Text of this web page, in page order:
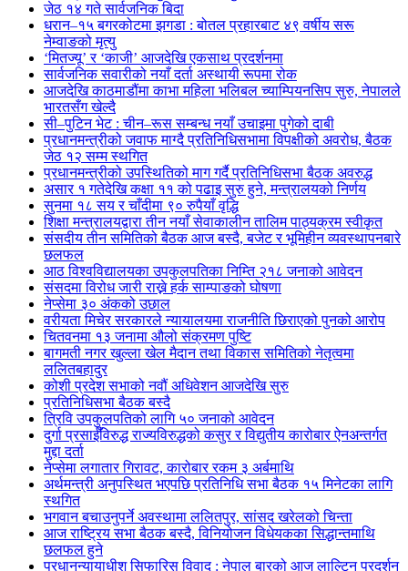
जेठ १४ गते सार्वजनिक बिदा
धरान–१५ बगरकोटमा झगडा : बोतल प्रहारबाट ४९ वर्षीय सरू
नेम्वाङको मृत्यु
‘मितज्यू’ र ‘काजी’ आजदेखि एकसाथ प्रदर्शनमा
सार्वजनिक सवारीको नयाँ दर्ता अस्थायी रूपमा रोक
आजदेखि काठमाडौंमा काभा महिला भलिबल च्याम्पियनसिप सुरु, नेपालले
भारतसँग खेल्दै
सी–पुटिन भेट : चीन–रूस सम्बन्ध नयाँ उचाइमा पुगेको दाबी
प्रधानमन्त्रीको जवाफ माग्दै प्रतिनिधिसभामा विपक्षीको अवरोध, बैठक
जेठ १२ सम्म स्थगित
प्रधानमन्त्रीको उपस्थितिको माग गर्दै प्रतिनिधिसभा बैठक अवरुद्ध
असार १ गतेदेखि कक्षा ११ को पढाइ सुरु हुने, मन्त्रालयको निर्णय
सुनमा १८ सय र चाँदीमा ९० रुपैयाँ वृद्धि
शिक्षा मन्त्रालयद्वारा तीन नयाँ सेवाकालीन तालिम पाठ्यक्रम स्वीकृत
संसदीय तीन समितिको बैठक आज बस्दै, बजेट र भूमिहीन व्यवस्थापनबारे
छलफल
आठ विश्वविद्यालयका उपकुलपतिका निम्ति २१८ जनाको आवेदन
संसदमा विरोध जारी राख्ने हर्क साम्पाङको घोषणा
नेप्सेमा ३० अंकको उछाल
वरीयता मिचेर सरकारले न्यायालयमा राजनीति छिराएको पुनको आरोप
चितवनमा १३ जनामा औलो संक्रमण पुष्टि
बागमती नगर खुल्ला खेल मैदान तथा विकास समितिको नेतृत्वमा
ललितबहादुर
कोशी प्रदेश सभाको नवौं अधिवेशन आजदेखि सुरु
प्रतिनिधिसभा बैठक बस्दै
त्रिवि उपकुलपतिको लागि ५० जनाको आवेदन
दुर्गा प्रसाईँविरुद्ध राज्यविरुद्धको कसुर र विद्युतीय कारोबार ऐनअन्तर्गत
मुद्दा दर्ता
नेप्सेमा लगातार गिरावट, कारोबार रकम ३ अर्बमाथि
अर्थमन्त्री अनुपस्थित भएपछि प्रतिनिधि सभा बैठक १५ मिनेटका लागि
स्थगित
भगवान बचाउनुपर्ने अवस्थामा ललितपुर, सांसद खरेलको चिन्ता
आज राष्ट्रिय सभा बैठक बस्दै, विनियोजन विधेयकका सिद्धान्तमाथि
छलफल हुने
प्रधानन्यायाधीश सिफारिस विवाद : नेपाल बारको आज लाल्टिन प्रदर्शन